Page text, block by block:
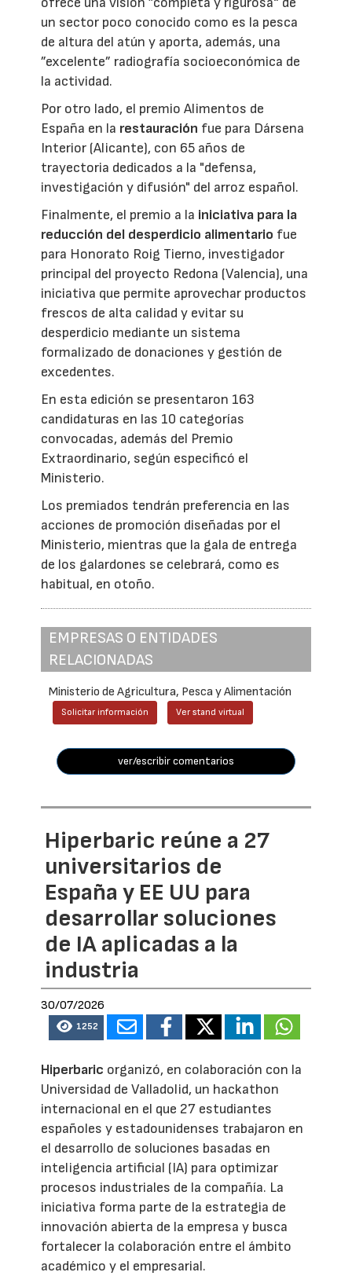
un sector poco conocido como es la pesca
de altura del atún y aporta, además, una
”excelente” radiografía socioeconómica de
la actividad.
Por otro lado, el premio Alimentos de
España en la restauración fue para Dársena
Interior (Alicante), con 65 años de
trayectoria dedicados a la "defensa,
investigación y difusión" del arroz español.
Finalmente, el premio a la iniciativa para la
reducción del desperdicio alimentario fue
para Honorato Roig Tierno, investigador
principal del proyecto Redona (Valencia), una
iniciativa que permite aprovechar productos
frescos de alta calidad y evitar su
desperdicio mediante un sistema
formalizado de donaciones y gestión de
excedentes.
En esta edición se presentaron 163
candidaturas en las 10 categorías
convocadas, además del Premio
Extraordinario, según especificó el
Ministerio.
Los premiados tendrán preferencia en las
acciones de promoción diseñadas por el
Ministerio, mientras que la gala de entrega
de los galardones se celebrará, como es
habitual, en otoño.
EMPRESAS O ENTIDADES
RELACIONADAS
Ministerio de Agricultura, Pesca y Alimentación
Solicitar información Ver stand virtual
ver/escribir comentarios
Hiperbaric reúne a 27
universitarios de
España y EE UU para
desarrollar soluciones
de IA aplicadas a la
industria
30/07/2026
1252
Hiperbaric organizó, en colaboración con la
Universidad de Valladolid, un hackathon
internacional en el que 27 estudiantes
españoles y estadounidenses trabajaron en
el desarrollo de soluciones basadas en
inteligencia artificial (IA) para optimizar
procesos industriales de la compañía. La
iniciativa forma parte de la estrategia de
innovación abierta de la empresa y busca
fortalecer la colaboración entre el ámbito
académico y el empresarial.